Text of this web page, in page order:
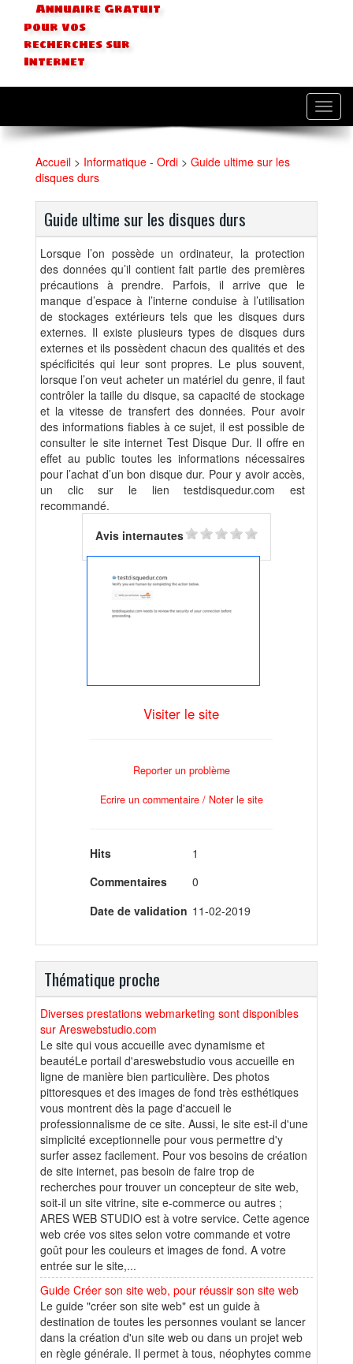
Annuaire Gratuit
pour vos
recherches sur
Internet
Accueil > Informatique - Ordi > Guide ultime sur les
disques durs
Guide ultime sur les disques durs
Lorsque l’on possède un ordinateur, la protection
des données qu’il contient fait partie des premières
précautions à prendre. Parfois, il arrive que le
manque d’espace à l’interne conduise à l’utilisation
de stockages extérieurs tels que les disques durs
externes. Il existe plusieurs types de disques durs
externes et ils possèdent chacun des qualités et des
spécificités qui leur sont propres. Le plus souvent,
lorsque l’on veut acheter un matériel du genre, il faut
contrôler la taille du disque, sa capacité de stockage
et la vitesse de transfert des données. Pour avoir
des informations fiables à ce sujet, il est possible de
consulter le site internet Test Disque Dur. Il offre en
effet au public toutes les informations nécessaires
pour l’achat d’un bon disque dur. Pour y avoir accès,
un clic sur le lien testdisquedur.com est
recommandé.
Avis internautes
Visiter le site
Reporter un problème
Ecrire un commentaire / Noter le site
Hits
1
Commentaires
0
Date de validation 11-02-2019
Thématique proche
Diverses prestations webmarketing sont disponibles
sur Areswebstudio.com
Le site qui vous accueille avec dynamisme et
beautéLe portail d'areswebstudio vous accueille en
ligne de manière bien particulière. Des photos
pittoresques et des images de fond très esthétiques
vous montrent dès la page d'accueil le
professionnalisme de ce site. Aussi, le site est-il d'une
simplicité exceptionnelle pour vous permettre d'y
surfer assez facilement. Pour vos besoins de création
de site internet, pas besoin de faire trop de
recherches pour trouver un concepteur de site web,
soit-il un site vitrine, site e-commerce ou autres ;
ARES WEB STUDIO est à votre service. Cette agence
web crée vos sites selon votre commande et votre
goût pour les couleurs et images de fond. A votre
entrée sur le site,...
Guide Créer son site web, pour réussir son site web
Le guide "créer son site web" est un guide à
destination de toutes les personnes voulant se lancer
dans la création d'un site web ou dans un projet web
en règle générale. Il permet à tous, néophytes comme